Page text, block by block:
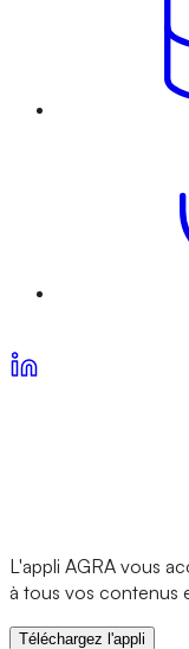
L'appli AGRA vous
à tous vos contenus
Téléchargez l'appli